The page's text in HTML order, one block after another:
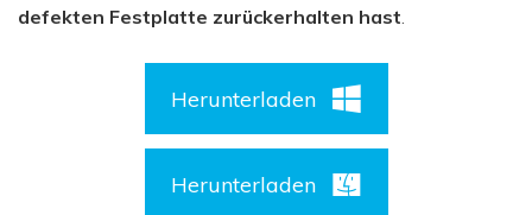
defekten Festplatte zurückerhalten hast.
Herunterladen
Herunterladen